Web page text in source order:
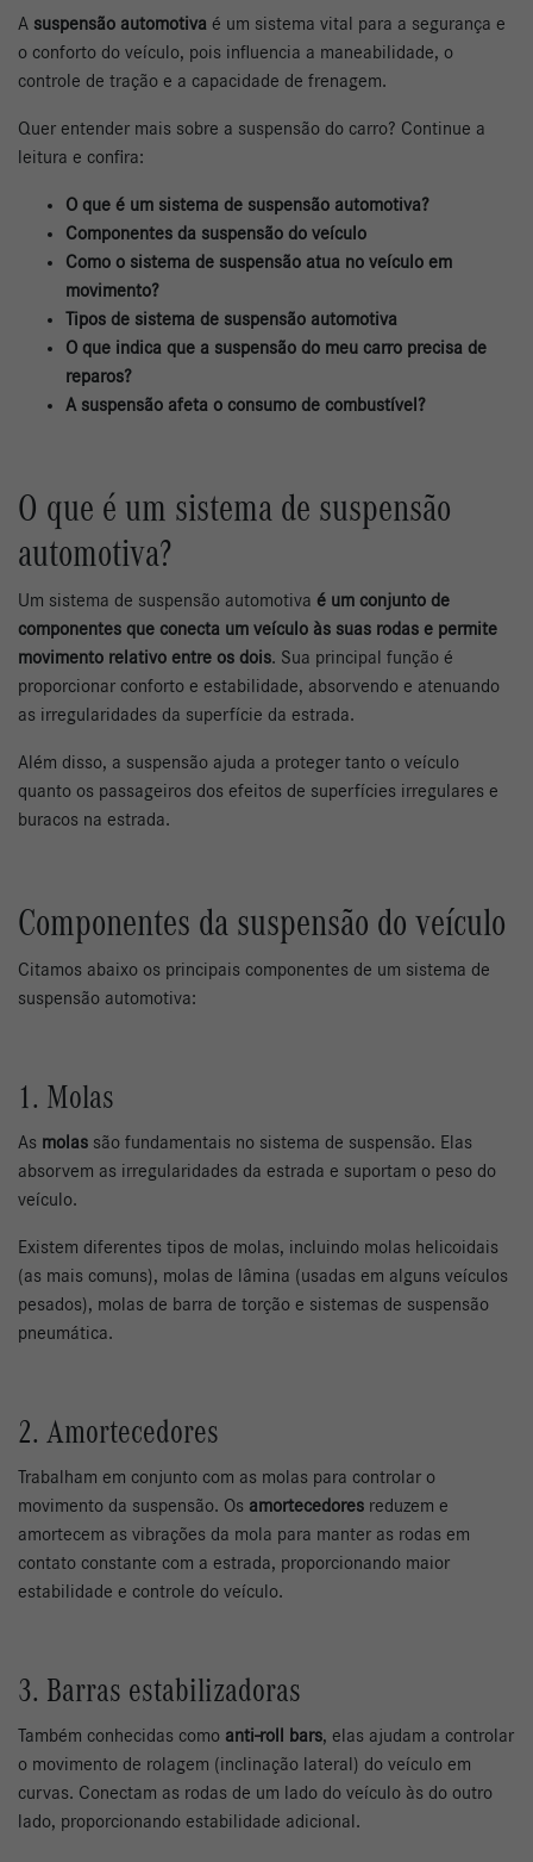
A suspensão automotiva é um sistema vital para a segurança e
o conforto do veículo, pois influencia a maneabilidade, o
controle de tração e a capacidade de frenagem.
Quer entender mais sobre a suspensão do carro? Continue a
leitura e confira:
O que é um sistema de suspensão automotiva?
Componentes da suspensão do veículo
Como o sistema de suspensão atua no veículo em
movimento?
Tipos de sistema de suspensão automotiva
O que indica que a suspensão do meu carro precisa de
reparos?
A suspensão afeta o consumo de combustível?
O que é um sistema de suspensão
automotiva?
Um sistema de suspensão automotiva é um conjunto de
componentes que conecta um veículo às suas rodas e permite
movimento relativo entre os dois. Sua principal função é
proporcionar conforto e estabilidade, absorvendo e atenuando
as irregularidades da superfície da estrada.
Além disso, a suspensão ajuda a proteger tanto o veículo
quanto os passageiros dos efeitos de superfícies irregulares e
buracos na estrada.
Componentes da suspensão do veículo
Citamos abaixo os principais componentes de um sistema de
suspensão automotiva:
1. Molas
As molas são fundamentais no sistema de suspensão. Elas
absorvem as irregularidades da estrada e suportam o peso do
veículo.
Existem diferentes tipos de molas, incluindo molas helicoidais
(as mais comuns), molas de lâmina (usadas em alguns veículos
pesados), molas de barra de torção e sistemas de suspensão
pneumática.
2. Amortecedores
Trabalham em conjunto com as molas para controlar o
movimento da suspensão. Os amortecedores reduzem e
amortecem as vibrações da mola para manter as rodas em
contato constante com a estrada, proporcionando maior
estabilidade e controle do veículo.
3. Barras estabilizadoras
Também conhecidas como anti-roll bars, elas ajudam a controlar
o movimento de rolagem (inclinação lateral) do veículo em
curvas. Conectam as rodas de um lado do veículo às do outro
lado, proporcionando estabilidade adicional.